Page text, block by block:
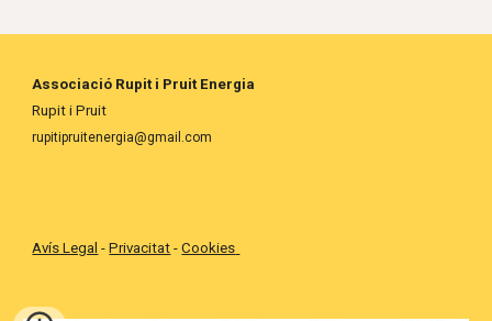
Associació Rupit i Pruit Energia
Rupit i Pruit
rupitipruitenergia@gmail.com
Avís Legal -Privacitat -Cookies